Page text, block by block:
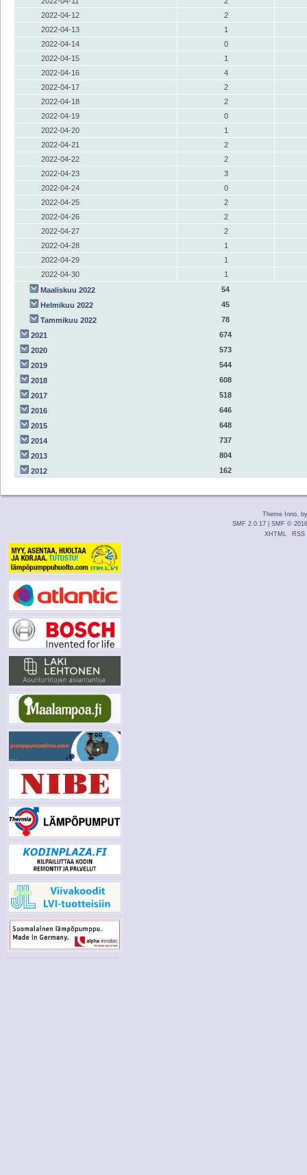
2022-04-12
2
2022-04-13
1
2022-04-14
0
2022-04-15
1
2022-04-16
4
2022-04-17
2
2022-04-18
2
2022-04-19
0
2022-04-20
1
2022-04-21
2
2022-04-22
2
2022-04-23
3
2022-04-24
0
2022-04-25
2
2022-04-26
2
2022-04-27
2
2022-04-28
1
2022-04-29
1
2022-04-30
1
Maaliskuu 2022
54
Helmikuu 2022
45
Tammikuu 2022
78
2021
674
2020
573
2019
544
2018
608
2017
518
2016
646
2015
648
2014
737
2013
804
2012
162
Theme Inno,
SMF 2.0.17
SMF © 2016
XHTML
RSS